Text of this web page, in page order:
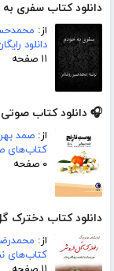
دانلود کتاب سفری
از:
دانلود
۱۱ صفحه
🎧 دانلود کتاب
از: صمد
کتاب‌های
۰ صفحه
دانلود کتاب دخترک
از:
کتاب‌های